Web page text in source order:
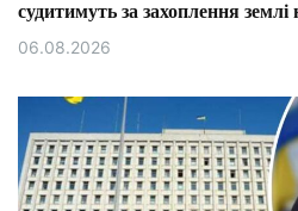
судитимуть за захоплення землі
06.08.2026